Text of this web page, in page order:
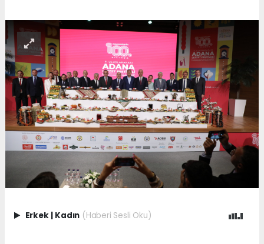
Erkek Kadın (Haberi Sesli Oku)